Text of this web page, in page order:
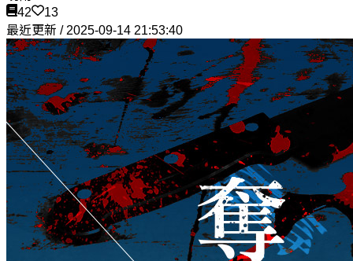
42
13
最近更新 / 2025-09-14 21:53:40